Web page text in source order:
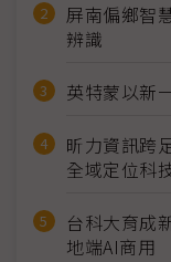
屏南偏鄉智
辨識
英特蒙以新
昕力資訊跨
全域定位科
台科大育成
地端AI商用